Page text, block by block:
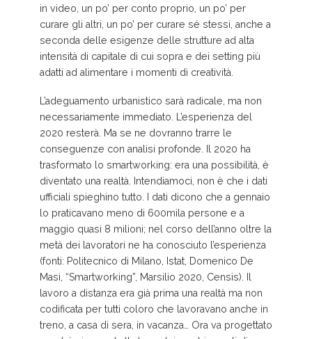
in video, un po’ per conto proprio, un po’ per
curare gli altri, un po’ per curare sé stessi, anche a
seconda delle esigenze delle strutture ad alta
intensità di capitale di cui sopra e dei setting più
adatti ad alimentare i momenti di creatività.
L’adeguamento urbanistico sarà radicale, ma non
necessariamente immediato. L’esperienza del
2020 resterà. Ma se ne dovranno trarre le
conseguenze con analisi profonde. Il 2020 ha
trasformato lo smartworking: era una possibilità, è
diventato una realtà. Intendiamoci, non è che i dati
ufficiali spieghino tutto. I dati dicono che a gennaio
lo praticavano meno di 600mila persone e a
maggio quasi 8 milioni; nel corso dell’anno oltre la
metà dei lavoratori ne ha conosciuto l’esperienza
(fonti: Politecnico di Milano, Istat, Domenico De
Masi, “Smartworking”, Marsilio 2020, Censis). Il
lavoro a distanza era già prima una realtà ma non
codificata per tutti coloro che lavoravano anche in
treno, a casa di sera, in vacanza… Ora va progettato